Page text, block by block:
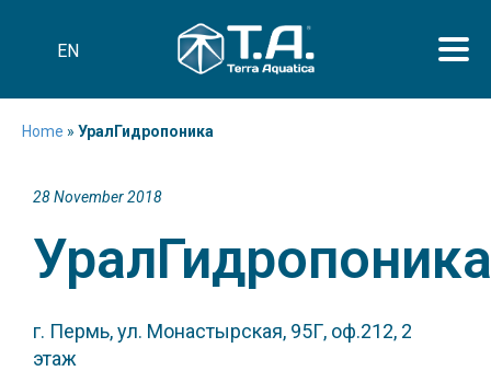
EN
Home » УралГидропоника
28 November 2018
УралГидропоника
г. Пермь, ул. Монастырская, 95Г, оф.212, 2
этаж